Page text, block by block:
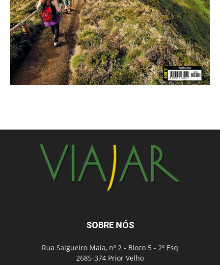
SOBRE NÓS
Rua Salgueiro Maia, nº 2 - Bloco 5 - 2º Esq
2685-374 Prior Velho